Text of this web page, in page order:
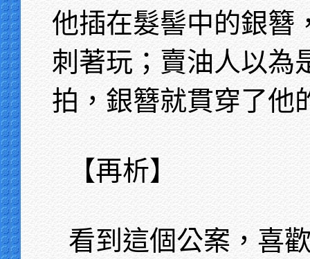
他插在髮髻中的銀簪
刺著玩；賣油人以為
拍，銀簪就貫穿了他
【再析】
看到這個公案，喜